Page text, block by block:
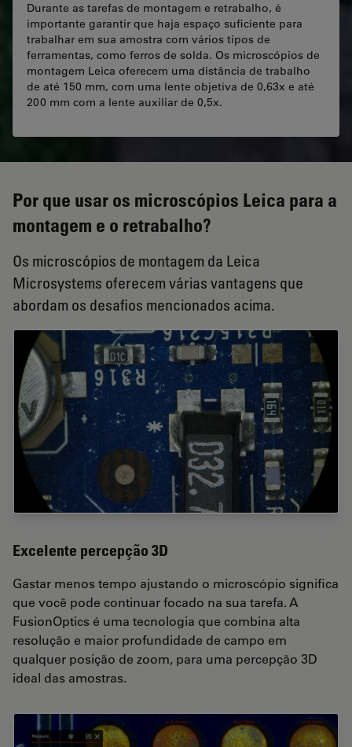
Durante as tarefas de montagem e retrabalho, é
importante garantir que haja espaço suficiente para
trabalhar em sua amostra com vários tipos de
ferramentas, como ferros de solda. Os microscópios de
montagem Leica oferecem uma distância de trabalho
de até 150 mm, com uma lente objetiva de 0,63x e até
200 mm com a lente auxiliar de 0,5x.
Por que usar os microscópios Leica para a
montagem e o retrabalho?
Os microscópios de montagem da Leica
Microsystems oferecem várias vantagens que
abordam os desafios mencionados acima.
Excelente percepção 3D
Gastar menos tempo ajustando o microscópio significa
que você pode continuar focado na sua tarefa. A
FusionOptics é uma tecnologia que combina alta
resolução e maior profundidade de campo em
qualquer posição de zoom, para uma percepção 3D
ideal das amostras.